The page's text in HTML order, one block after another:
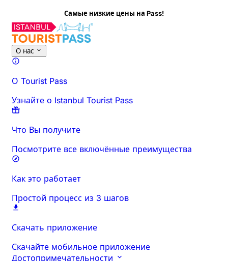
Самые низкие цены на Pass!
О нас
О Tourist Pass
Узнайте о Istanbul Tourist Pass
Что Вы получите
Посмотрите все включённые преимущества
Как это работает
Простой процесс из 3 шагов
Скачать приложение
Скачайте мобильное приложение
Достопримечательности